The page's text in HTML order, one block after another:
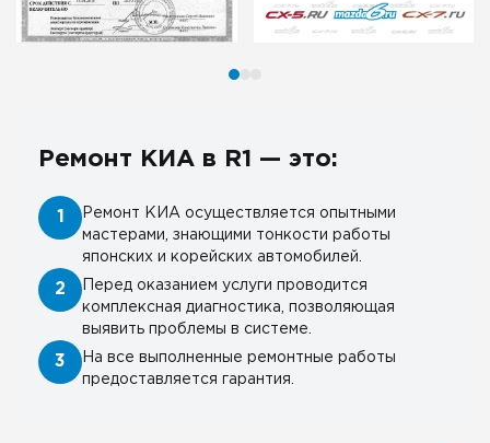
Ремонт КИА в R1 — это:
1
Ремонт КИА осуществляется опытными
мастерами, знающими тонкости работы
японских и корейских автомобилей.
2
Перед оказанием услуги проводится
комплексная диагностика, позволяющая
выявить проблемы в системе.
3
На все выполненные ремонтные работы
предоставляется гарантия.